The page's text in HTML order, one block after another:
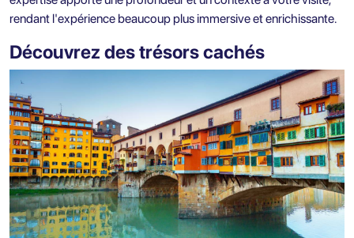
rendant l'expérience beaucoup plus immersive et enrichissante.
Découvrez des trésors cachés